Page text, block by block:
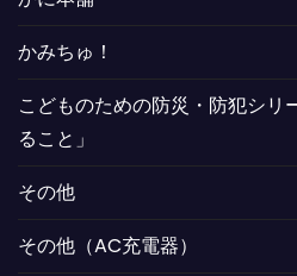
かみちゅ！
こどものための防災・防犯シリ
ること」
その他
その他（AC充電器）